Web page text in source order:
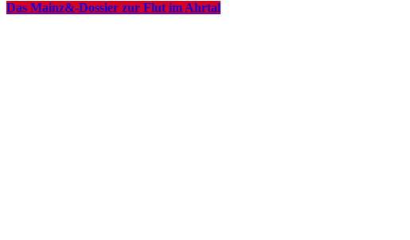
Das Mainz&-Dossier zur Flut im Ahrtal